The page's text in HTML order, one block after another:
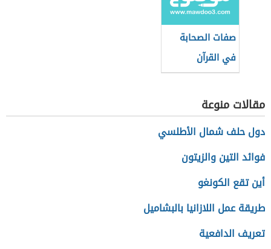
صفات الصحابة
في القرآن
مقالات منوعة
دول حلف شمال الأطلسي
فوائد التين والزيتون
أين تقع الكونغو
طريقة عمل اللازانيا بالبشاميل
تعريف الدافعية